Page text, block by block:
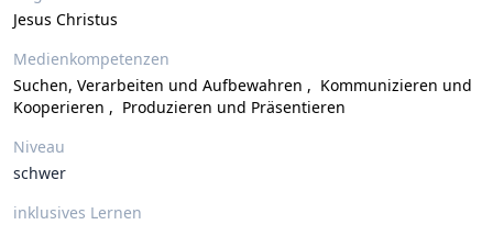
Jesus Christus
Medienkompetenzen
Suchen, Verarbeiten und Aufbewahren , Kommunizieren und
Kooperieren , Produzieren und Präsentieren
Niveau
schwer
inklusives Lernen